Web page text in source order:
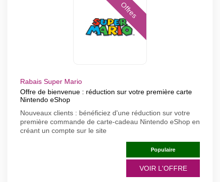
Offres
Rabais Super Mario
Offre de bienvenue : réduction sur votre première carte
Nintendo eShop
Nouveaux clients : bénéficiez d'une réduction sur votre
première commande de carte-cadeau Nintendo eShop en
créant un compte sur le site
Populaire
VOIR L'OFFRE